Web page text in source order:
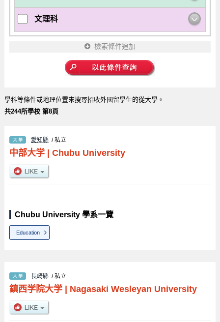
文理科
檢索條件追加
學科等條件或地理位置來搜尋招收外國留學生的從大學。
共244所學校 第8頁
愛知縣 / 私立
中部大学| Chubu University
Chubu University 學系一覽
Education
長崎縣 / 私立
鎮西学院大学| Nagasaki Wesleyan University